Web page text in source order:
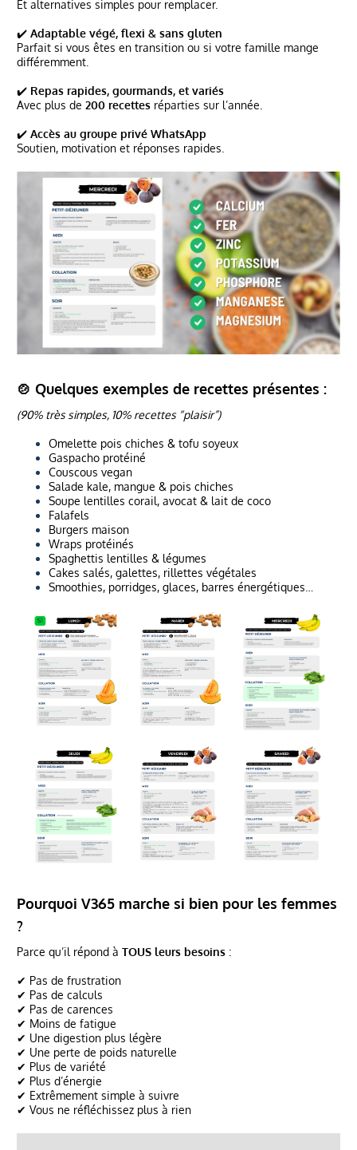
Et alternatives simples pour remplacer.
✔️ Adaptable végé, flexi & sans gluten
Parfait si vous êtes en transition ou si votre famille mange
différemment.
✔️ Repas rapides, gourmands, et variés
Avec plus de 200 recettes réparties sur l’année.
✔️ Accès au groupe privé WhatsApp
Soutien, motivation et réponses rapides.
🍲 Quelques exemples de recettes présentes :
(90% très simples, 10% recettes “plaisir”)
Omelette pois chiches & tofu soyeux
Gaspacho protéiné
Couscous vegan
Salade kale, mangue & pois chiches
Soupe lentilles corail, avocat & lait de coco
Falafels
Burgers maison
Wraps protéinés
Spaghettis lentilles & légumes
Cakes salés, galettes, rillettes végétales
Smoothies, porridges, glaces, barres énergétiques…
Pourquoi V365 marche si bien pour les femmes
?
Parce qu’il répond à TOUS leurs besoins :
✔ Pas de frustration
✔ Pas de calculs
✔ Pas de carences
✔ Moins de fatigue
✔ Une digestion plus légère
✔ Une perte de poids naturelle
✔ Plus de variété
✔ Plus d’énergie
✔ Extrêmement simple à suivre
✔ Vous ne réfléchissez plus à rien